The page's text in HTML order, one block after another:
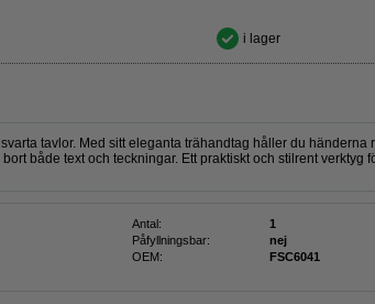
i lager
tavlor. Med sitt eleganta trähandtag håller du händerna
både text och teckningar. Ett praktiskt och stilrent verktyg
Antal:
1
Påfyllningsbar:
nej
OEM:
FSC6041